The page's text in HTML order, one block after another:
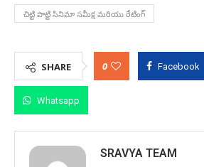
చిట్టి పొట్టి సినిమా సమీక్ష మరియు రేటింగ్
SHARE 0 Facebook
Whatsapp
SRAVYA TEAM